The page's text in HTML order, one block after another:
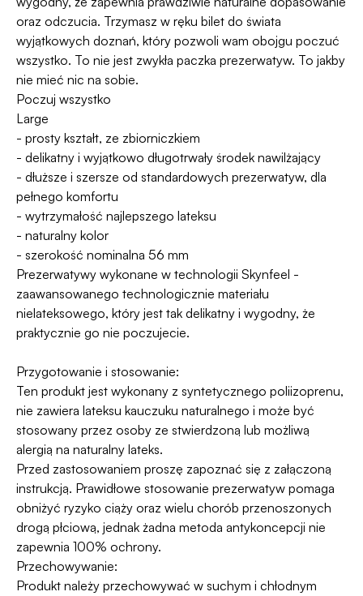
oraz odczucia. Trzymasz w ręku bilet do świata
wyjątkowych doznań, który pozwoli wam obojgu poczuć
wszystko. To nie jest zwykła paczka prezerwatyw. To jakby
nie mieć nic na sobie.
Poczuj wszystko
Large
- prosty kształt, ze zbiorniczkiem
- delikatny i wyjątkowo długotrwały środek nawilżający
- dłuższe i szersze od standardowych prezerwatyw, dla
pełnego komfortu
- wytrzymałość najlepszego lateksu
- naturalny kolor
- szerokość nominalna 56 mm
Prezerwatywy wykonane w technologii Skynfeel -
zaawansowanego technologicznie materiału
nielateksowego, który jest tak delikatny i wygodny, że
praktycznie go nie poczujecie.
Przygotowanie i stosowanie:
Ten produkt jest wykonany z syntetycznego poliizoprenu,
nie zawiera lateksu kauczuku naturalnego i może być
stosowany przez osoby ze stwierdzoną lub możliwą
alergią na naturalny lateks.
Przed zastosowaniem proszę zapoznać się z załączoną
instrukcją. Prawidłowe stosowanie prezerwatyw pomaga
obniżyć ryzyko ciąży oraz wielu chorób przenoszonych
drogą płciową, jednak żadna metoda antykoncepcji nie
zapewnia 100% ochrony.
Przechowywanie:
Produkt należy przechowywać w suchym i chłodnym